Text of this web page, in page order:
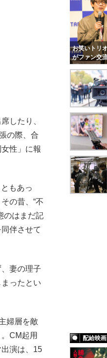
したり、
の際、合
性」に報
もあっ
の昔、“不
のはまだ記
伴させて
妻の理子
ったとい
婦層を敵
CM起用
演は、15
お笑いトリ
がファン交
配給映画